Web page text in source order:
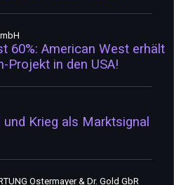
60%: American West erhält
Projekt in den USA!
Krieg als Marktsignal
Ostermayer & Dr. Gold GbR